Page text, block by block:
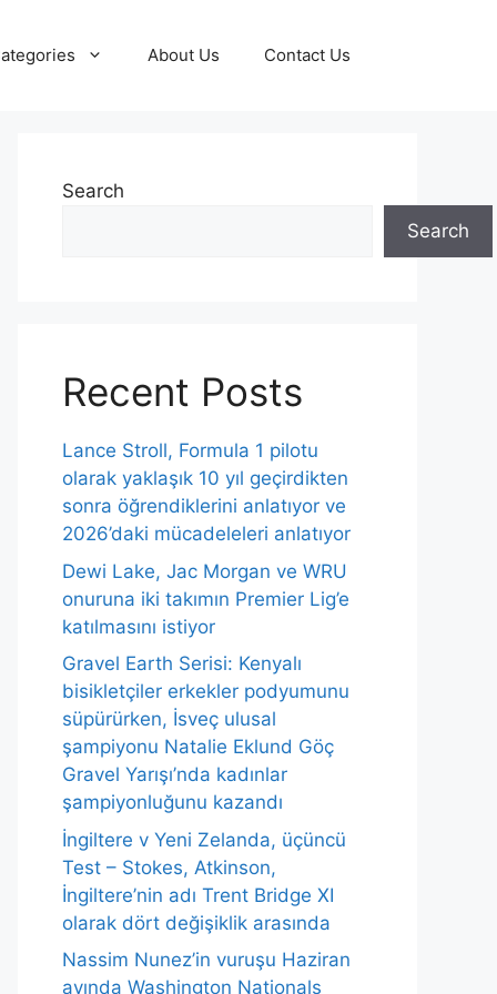
About Us Contact Us
Search
Search
Recent Posts
Lance Stroll, Formula 1 pilotu
olarak yaklaşık 10 yıl geçirdikten
sonra öğrendiklerini anlatıyor ve
2026’daki mücadeleleri anlatıyor
Dewi Lake, Jac Morgan ve WRU
onuruna iki takımın Premier Lig’e
katılmasını istiyor
Gravel Earth Serisi: Kenyalı
bisikletçiler erkekler podyumunu
süpürürken, İsveç ulusal
şampiyonu Natalie Eklund Göç
Gravel Yarışı’nda kadınlar
şampiyonluğunu kazandı
İngiltere v Yeni Zelanda, üçüncü
Test – Stokes, Atkinson,
İngiltere’nin adı Trent Bridge XI
olarak dört değişiklik arasında
Nassim Nunez’in vuruşu Haziran
ayında Washington Nationals